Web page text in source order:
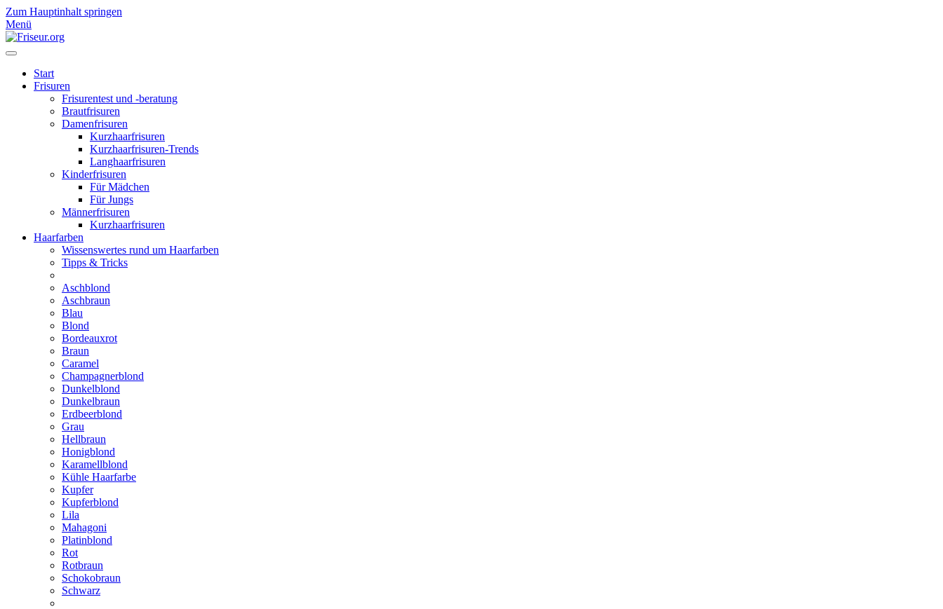
Zum Hauptinhalt springen
Menü
Start
Frisuren
Frisurentest und -beratung
Brautfrisuren
Damenfrisuren
Kurzhaarfrisuren
Kurzhaarfrisuren-Trends
Langhaarfrisuren
Kinderfrisuren
Für Mädchen
Für Jungs
Männerfrisuren
Kurzhaarfrisuren
Haarfarben
Wissenswertes rund um Haarfarben
Tipps & Tricks
Aschblond
Aschbraun
Blau
Blond
Bordeauxrot
Braun
Caramel
Champagnerblond
Dunkelblond
Dunkelbraun
Erdbeerblond
Grau
Hellbraun
Honigblond
Karamellblond
Kühle Haarfarbe
Kupfer
Kupferblond
Lila
Mahagoni
Platinblond
Rot
Rotbraun
Schokobraun
Schwarz